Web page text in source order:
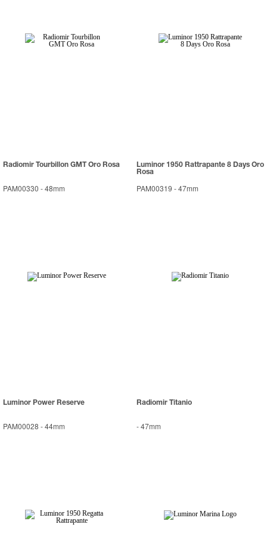
Radiomir Tourbillon GMT Oro Rosa
PAM00330 -48mm
Luminor 1950 Rattrapante 8 Days Oro
Rosa
PAM00319 -47mm
Luminor Power Reserve
PAM00028 -44mm
Radiomir Titanio
-47mm